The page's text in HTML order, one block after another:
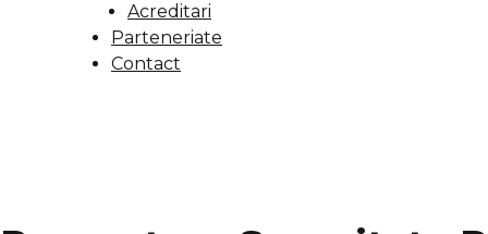
Acreditari
Parteneriate
Contact